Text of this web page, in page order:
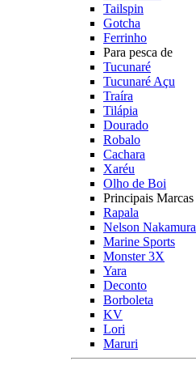
Tailspin
Gotcha
Ferrinho
Para pesca de
Tucunaré
Tucunaré Açu
Traíra
Tilápia
Dourado
Robalo
Cachara
Xaréu
Olho de Boi
Principais Marcas
Rapala
Nelson Nakamura
Marine Sports
Monster 3X
Yara
Deconto
Borboleta
KV
Lori
Maruri